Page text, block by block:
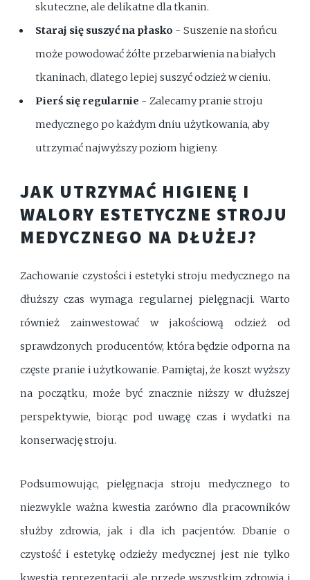
skuteczne, ale delikatne dla tkanin.
Staraj się suszyć na płasko - Suszenie na słońcu
może powodować żółte przebarwienia na białych
tkaninach, dlatego lepiej suszyć odzież w cieniu.
Pierś się regularnie - Zalecamy pranie stroju
medycznego po każdym dniu użytkowania, aby
utrzymać najwyższy poziom higieny.
JAK UTRZYMAĆ HIGIENĘ I
WALORY ESTETYCZNE STROJU
MEDYCZNEGO NA DŁUŻEJ?
Zachowanie czystości i estetyki stroju medycznego na
dłuższy czas wymaga regularnej pielęgnacji. Warto
również zainwestować w jakościową odzież od
sprawdzonych producentów, która będzie odporna na
częste pranie i użytkowanie. Pamiętaj, że koszt wyższy
na początku, może być znacznie niższy w dłuższej
perspektywie, biorąc pod uwagę czas i wydatki na
konserwację stroju.
Podsumowując, pielęgnacja stroju medycznego to
niezwykle ważna kwestia zarówno dla pracowników
służby zdrowia, jak i dla ich pacjentów. Dbanie o
czystość i estetykę odzieży medycznej jest nie tylko